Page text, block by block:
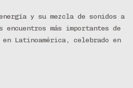
y su mezcla de sonidos a
encuentros más importantes de
Latinoamérica, celebrado en